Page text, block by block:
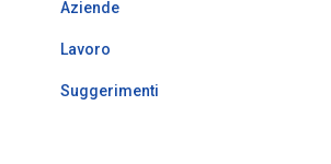
Aziende
Lavoro
Suggerimenti